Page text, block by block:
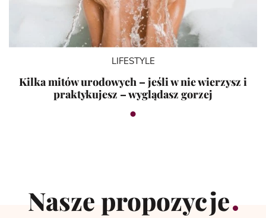
LIFESTYLE
Kilka mitów urodowych – jeśli w nie wierzysz i
praktykujesz – wyglądasz gorzej
Nasze propozycje